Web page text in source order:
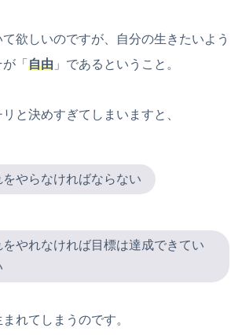
欲しいのですが、自分の生きたいよう
「 自由 」であるということ。
と決めすぎてしまいますと、
をやらなければならない
をやれなければ目標は達成できてい
まれてしまうのです。